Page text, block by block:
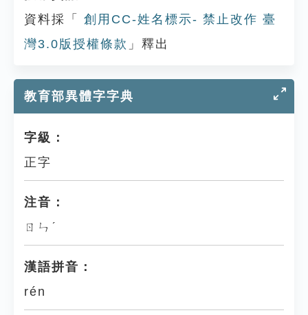
資料採「
創用CC-姓名標示- 禁止改作 臺
灣3.0版授權條款 」釋出
教育部異體字字典
字級：
正字
注音：
ㄖㄣˊ
漢語拼音：
rén